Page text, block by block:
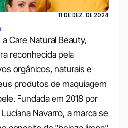
Care Natural Beauty,
reconhecida pela
orgânicos, naturais e
produtos de maquiagem
Fundada em 2018 por
Navarro, a marca se
11 DE DEZ. DE 2024